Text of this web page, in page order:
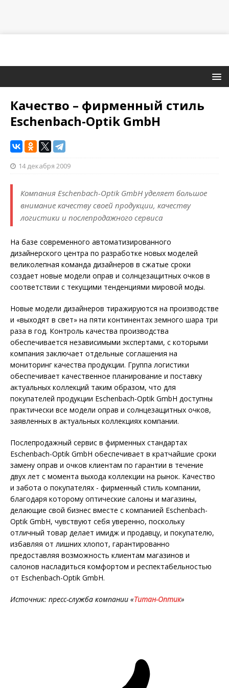
Качество – фирменный стиль
Eschenbach-Optik GmbH
14 декабря 2009
Компания Eschenbach-Optik GmbH уделяет большое
внимание качеству своей продукции, качеству
логистики и послепродажного сервиса
На базе современного автоматизированного
дизайнерского центра по разработке новых моделей
великолепная команда дизайнеров в сжатые сроки
создает новые модели оправ и солнцезащитных очков в
соответствии с текущими тенденциями мировой моды.
Новые модели дизайнеров тиражируются на производстве
и «выходят в свет» на пяти континентах земного шара три
раза в год. Контроль качества производства
обеспечивается независимыми экспертами, с которыми
компания заключает отдельные соглашения на
мониторинг качества продукции. Группа логистики
обеспечивает качественное планирование и поставку
актуальных коллекций таким образом, что для
покупателей продукции Eschenbach-Optik GmbH доступны
практически все модели оправ и солнцезащитных очков,
заявленных в актуальных коллекциях компании.
Послепродажный сервис в фирменных стандартах
Eschenbach-Optik GmbH обеспечивает в кратчайшие сроки
замену оправ и очков клиентам по гарантии в течение
двух лет с момента выхода коллекции на рынок. Качество
и забота о покупателях - фирменный стиль компании,
благодаря которому оптические салоны и магазины,
делающие свой бизнес вместе с компанией Eschenbach-
Optik GmbH, чувствуют себя уверенно, поскольку
отличный товар делает имидж и продавцу, и покупателю,
избавляя от лишних хлопот, гарантированно
предоставляя возможность клиентам магазинов и
салонов насладиться комфортом и респектабельностью
от Eschenbach-Optik GmbH.
Источник: пресс-служба компании «Титан-Оптик»